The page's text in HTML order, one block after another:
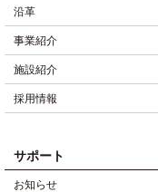
沿革
事業紹介
施設紹介
採用情報
サポート
お知らせ